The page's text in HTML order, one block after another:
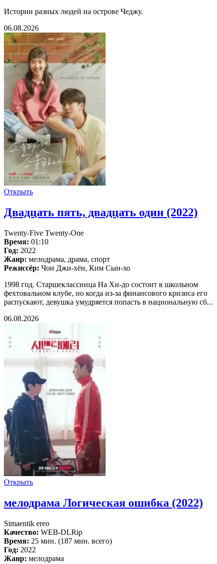
Истории разных людей на острове Чеджу.
06.08.2026
Открыть
Двадцать пять, двадцать один (2022)
Twenty-Five Twenty-One
Время: 01:10
Год: 2022
Жанр: мелодрама, драма, спорт
Режиссёр: Чон Джи-хён, Ким Сын-хо
1998 год. Старшеклассница На Хи-до состоит в школьном
фехтовальном клубе, но когда из-за финансового кризиса его
распускают, девушка умудряется попасть в национальную сб...
06.08.2026
Открыть
мелодрама Логическая ошибка (2022)
Simaentik ereo
Качество: WEB-DLRip
Время: 25 мин. (187 мин. всего)
Год: 2022
Жанр: мелодрама